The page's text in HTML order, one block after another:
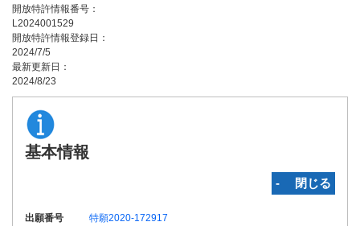
開放特許情報番号：
L2024001529
開放特許情報登録日：
2024/7/5
最新更新日：
2024/8/23
基本情報
‐ 閉じる
出願番号
特願2020-172917